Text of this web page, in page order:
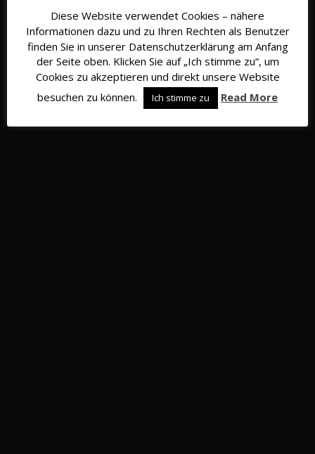
Mittelfeld
Diese Website verwendet Cookies – nähere
Informationen dazu und zu Ihren Rechten als Benutzer
finden Sie in unserer Datenschutzerklärung am Anfang
der Seite oben. Klicken Sie auf „Ich stimme zu“, um
Cookies zu akzeptieren und direkt unsere Website
besuchen zu können.
Ich stimme zu Read More